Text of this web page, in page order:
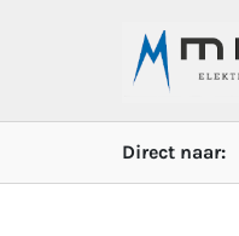
Direct naar: